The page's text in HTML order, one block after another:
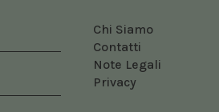
Chi Siamo
Contatti
Note Legali
Privacy